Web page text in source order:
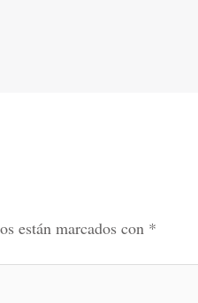
están marcados con *